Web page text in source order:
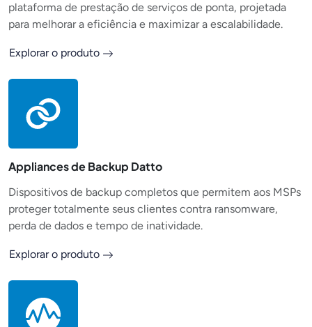
plataforma de prestação de serviços de ponta, projetada
para melhorar a eficiência e maximizar a escalabilidade.
Explorar o produto
Appliances de Backup Datto
Dispositivos de backup completos que permitem aos MSPs
proteger totalmente seus clientes contra ransomware,
perda de dados e tempo de inatividade.
Explorar o produto